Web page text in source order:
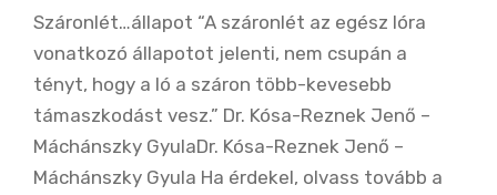
Száronlét…állapot “A száronlét az egész lóra
vonatkozó állapotot jelenti, nem csupán a
tényt, hogy a ló a száron több-kevesebb
támaszkodást vesz.” Dr. Kósa-Reznek Jenő –
Máchánszky GyulaDr. Kósa-Reznek Jenő –
Máchánszky Gyula Ha érdekel, olvass tovább a